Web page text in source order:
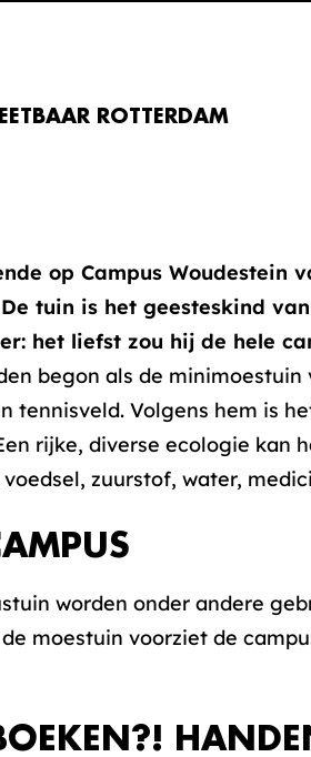
EETBAAR ROTTERDAM
op Campus Woudestein
tuin is het geesteskind
het liefst zou hij de hele
begon als de minimoestuin
tennisveld. Volgens hem is
rijke, diverse ecologie kan
zuurstof, water,
worden onder andere
moestuin voorziet de